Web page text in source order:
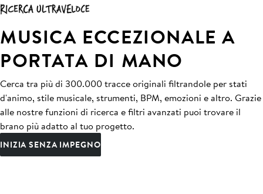
MUSICA ECCEZIONALE A
PORTATA DI MANO
Cerca tra più di 300.000 tracce originali filtrandole per stati
d'animo, stile musicale, strumenti, BPM, emozioni e altro. Grazie
alle nostre funzioni di ricerca e filtri avanzati puoi trovare il
brano più adatto al tuo progetto.
INIZIA SENZA IMPEGNO